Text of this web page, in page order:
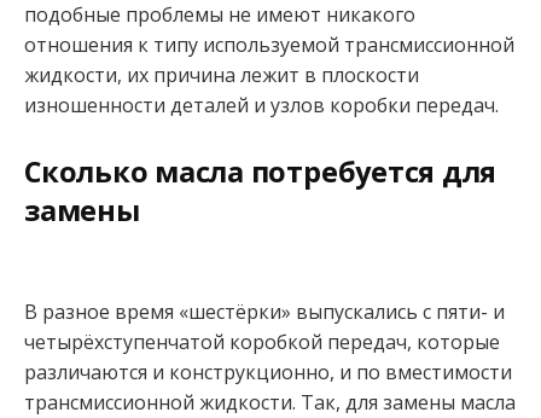
подобные проблемы не имеют никакого
отношения к типу используемой трансмиссионной
жидкости, их причина лежит в плоскости
изношенности деталей и узлов коробки передач.
Сколько масла потребуется для
замены
В разное время «шестёрки» выпускались с пяти- и
четырёхступенчатой коробкой передач, которые
различаются и конструкционно, и по вместимости
трансмиссионной жидкости. Так, для замены масла